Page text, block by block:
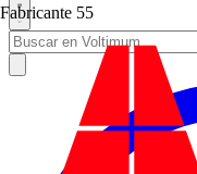
Fabricante 55